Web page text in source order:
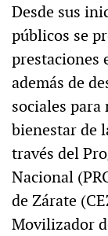
Desde sus
públicos se
prestaciones
además de
sociales
bienestar de
través del
Nacional
de Zárate
Movilizador